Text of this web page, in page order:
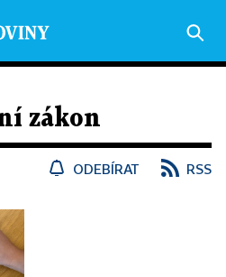
zákon
ODEBÍRAT RSS